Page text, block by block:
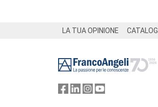
LA TUA OPINIONE